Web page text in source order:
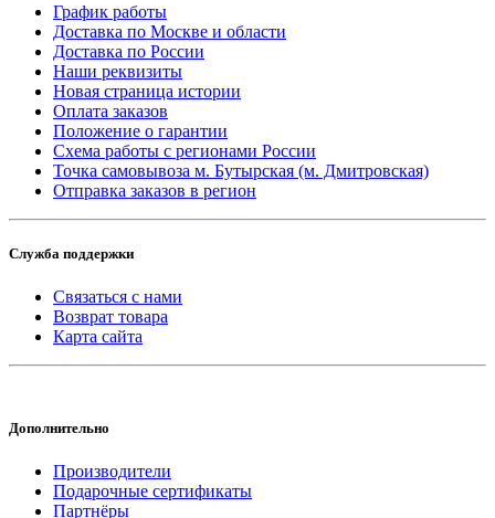
График работы
Доставка по Москве и области
Доставка по России
Наши реквизиты
Новая страница истории
Оплата заказов
Положение о гарантии
Схема работы с регионами России
Точка самовывоза м. Бутырская (м. Дмитровская)
Отправка заказов в регион
Служба поддержки
Связаться с нами
Возврат товара
Карта сайта
Дополнительно
Производители
Подарочные сертификаты
Партнёры